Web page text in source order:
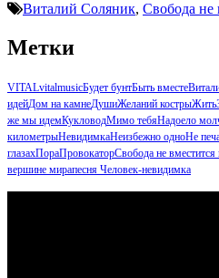
Виталий Соляник, Свобода не
Метки
VITALvitalmusicБудет бунтБыть вместе
идейДом на камнеДушиЖеланий кострыЖить
же мы идемКукловодМимо тебяНадоело
километрыНевидимкаНеизбежно одноНе
глазахПораПровокаторСвобода не вместится
вершине мирапесня Человек-невидимка